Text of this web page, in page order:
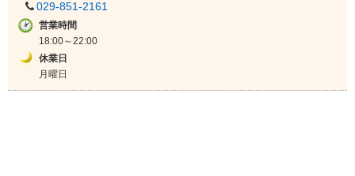
029-851-2161
営業時間
18:00～22:00
休業日
月曜日